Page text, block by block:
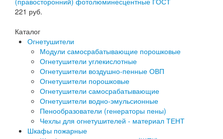
221 руб.
Каталог
Огнетушители
Модули самосрабатывающие порошковые
Огнетушители углекислотные
Огнетушители воздушно-пенные ОВП
Огнетушители порошковые
Огнетушители самосрабатывающие
Огнетушители водно-эмульсионные
Пенообразователи (генераторы пены)
Чехлы для огнетушителей - материал ТЕНТ
Шкафы пожарные